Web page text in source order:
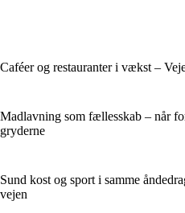
Caféer og restauranter i vækst –
Madlavning som fællesskab – når
gryderne
Sund kost og sport i samme
vejen